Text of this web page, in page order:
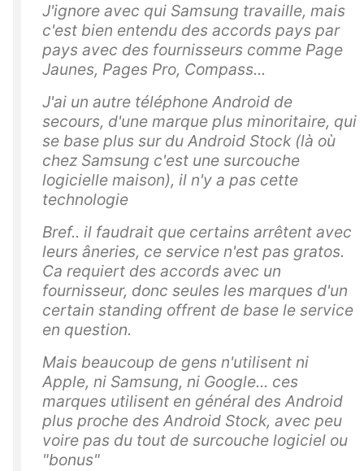
J'ignore avec qui Samsung travaille, mais
c'est bien entendu des accords pays par
pays avec des fournisseurs comme Page
Jaunes, Pages Pro, Compass...
J'ai un autre téléphone Android de
secours, d'une marque plus minoritaire, qui
se base plus sur du Android Stock (là où
chez Samsung c'est une surcouche
logicielle maison), il n'y a pas cette
technologie
Bref.. il faudrait que certains arrêtent avec
leurs âneries, ce service n'est pas gratos.
Ca requiert des accords avec un
fournisseur, donc seules les marques d'un
certain standing offrent de base le service
en question.
Mais beaucoup de gens n'utilisent ni
Apple, ni Samsung, ni Google... ces
marques utilisent en général des Android
plus proche des Android Stock, avec peu
voire pas du tout de surcouche logiciel ou
"bonus"